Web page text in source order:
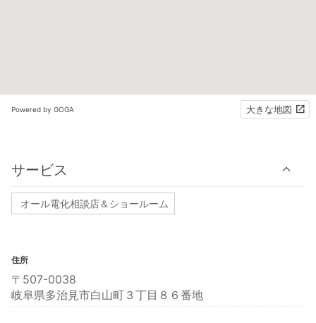
Powered by GOGA 大きな地図
サービス
オール電化相談店＆ショールーム
住所
〒507-0038
岐阜県多治見市白山町３丁目８６番地